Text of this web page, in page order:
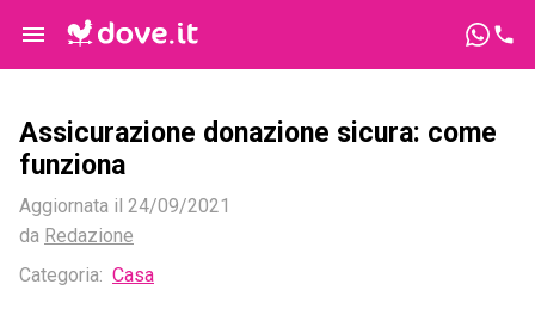
Assicurazione donazione sicura: come
funziona
Aggiornata il 24/09/2021
da Redazione
Categoria: Casa